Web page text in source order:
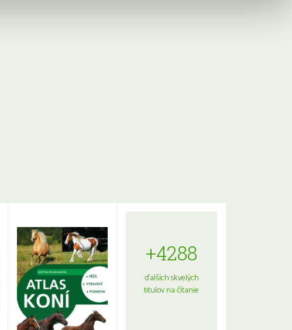
+4288
ďalších skvelých
titulov na čítanie